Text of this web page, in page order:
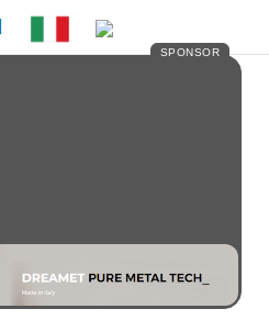
SPONSOR